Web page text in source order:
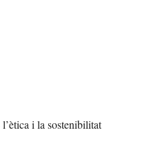
i la sostenibilitat